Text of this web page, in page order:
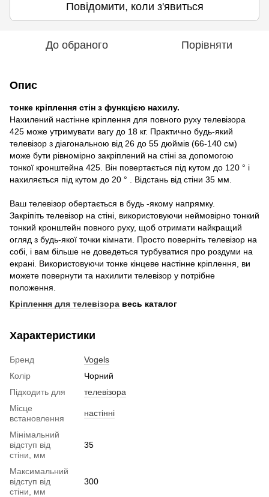
Повідомити, коли з'явиться
До обраного Порівняти
Опис
тонке кріплення стін з функцією нахилу.
Нахилений настінне кріплення для повного руху телевізора
425 може утримувати вагу до 18 кг. Практично будь-який
телевізор з діагональною від 26 до 55 дюймів (66-140 см)
може бути рівномірно закріплений на стіні за допомогою
тонкої кронштейна 425. Він повертається під кутом до 120 ° і
нахиляється під кутом до 20 ° . Відстань від стіни 35 мм.
Ваш телевізор обертається в будь -якому напрямку.
Закріпіть телевізор на стіні, використовуючи неймовірно тонкий
тонкий кронштейн повного руху, щоб отримати найкращий
огляд з будь-якої точки кімнати. Просто поверніть телевізор на
собі, і вам більше не доведеться турбуватися про роздуми на
екрані. Використовуючи тонке кінцеве настінне кріплення, ви
можете повернути та нахилити телевізор у потрібне
положення.
Кріплення для телевізора весь каталог
Характеристики
Бренд
Vogels
Колір
Чорний
Підходить для
телевізора
Місце
встановлення
настінні
Мінімальний
відступ від
стіни, мм
35
Максимальний
відступ від
стіни, мм
300